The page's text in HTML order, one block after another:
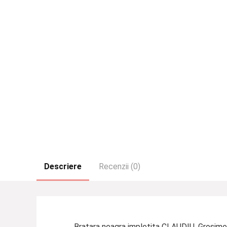
Descriere Recenzii (0)